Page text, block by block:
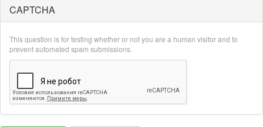
CAPTCHA
This question is for testing whether or not you are a human visitor and to
prevent automated spam submissions.